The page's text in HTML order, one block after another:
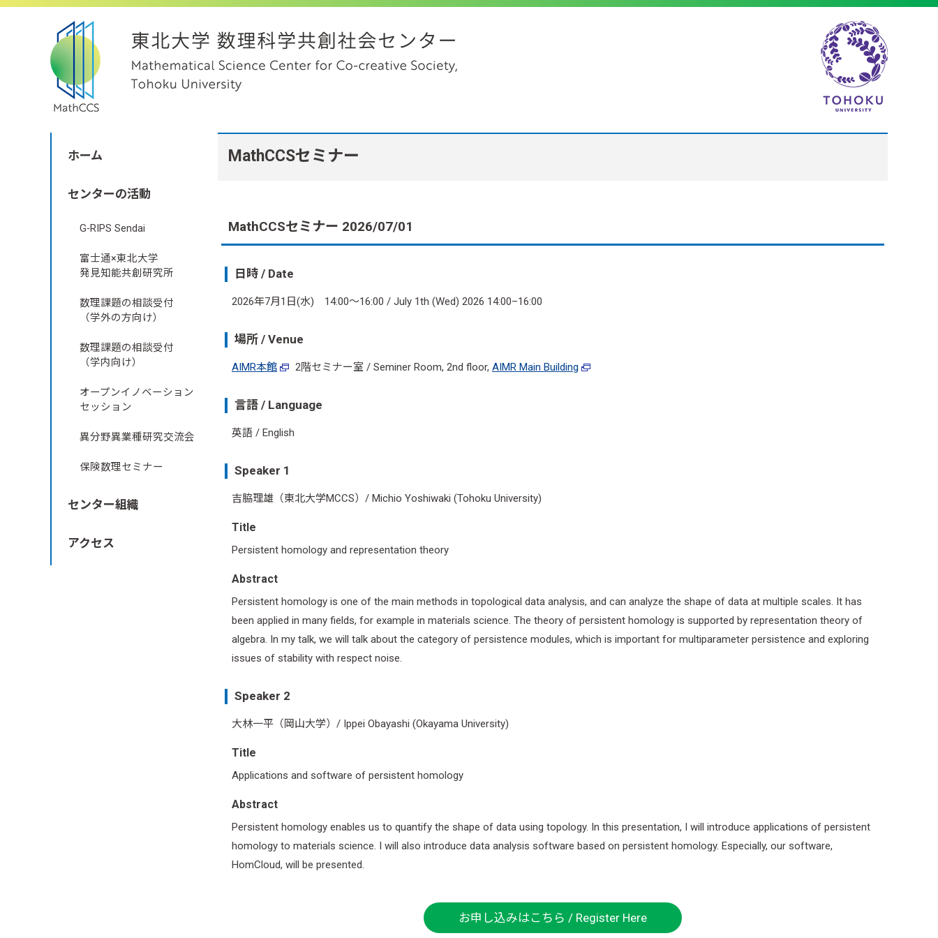
ホーム
センターの活動
G-RIPS Sendai
富士通×東北大学
発見知能共創研究所
数理課題の相談受付
（学外の方向け）
数理課題の相談受付
（学内向け）
オープンイノベーション
セッション
異分野異業種研究交流会
保険数理セミナー
センター組織
アクセス
MathCCSセミナー
MathCCSセミナー 2026/07/01
日時 / Date
2026年7月1日(水) 14:00～16:00 / July 1th (Wed) 2026 14:00–16:00
場所 / Venue
AIMR本館 2階セミナー室 / Seminer Room, 2nd floor, AIMR Main Building
言語 / Language
英語 / English
Speaker 1
吉脇理雄（東北大学MCCS）/ Michio Yoshiwaki (Tohoku University)
Title
Persistent homology and representation theory
Abstract
Persistent homology is one of the main methods in topological data analysis, and can analyze the shape of data at multiple scales. It has
been applied in many fields, for example in materials science. The theory of persistent homology is supported by representation theory of
algebra. In my talk, we will talk about the category of persistence modules, which is important for multiparameter persistence and exploring
issues of stability with respect noise.
Speaker 2
大林一平（岡山大学）/ Ippei Obayashi (Okayama University)
Title
Applications and software of persistent homology
Abstract
Persistent homology enables us to quantify the shape of data using topology. In this presentation, I will introduce applications of persistent
homology to materials science. I will also introduce data analysis software based on persistent homology. Especially, our software,
HomCloud, will be presented.
お申し込みはこちら / Register Here